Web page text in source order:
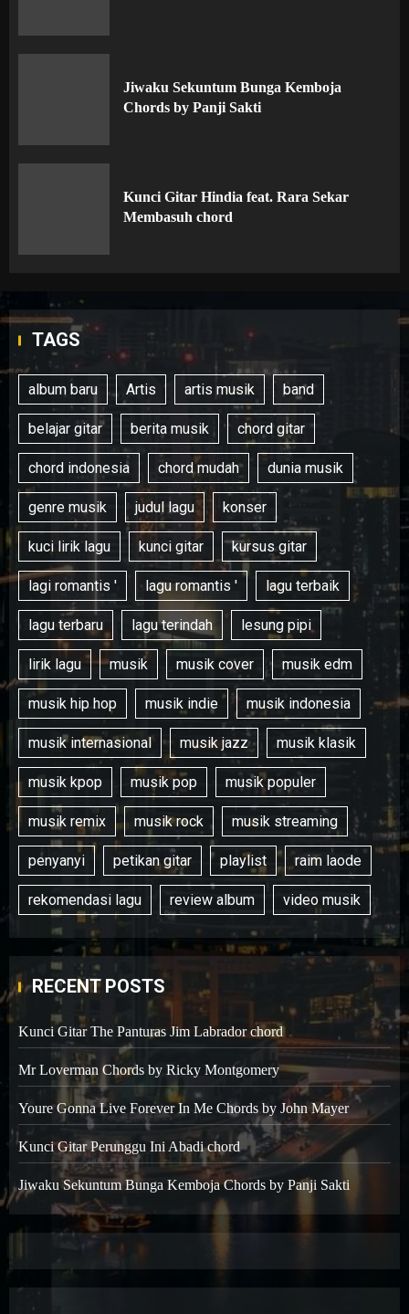
Jiwaku Sekuntum Bunga Kemboja
Chords by Panji Sakti
Kunci Gitar Hindia feat. Rara Sekar
Membasuh chord
TAGS
album baru Artis artis musik band
belajar gitar berita musik chord gitar
chord indonesia chord mudah dunia musik
genre musik judul lagu konser
kuci lirik lagu kunci gitar kursus gitar
lagi romantis ' lagu romantis ' lagu terbaik
lagu terbaru lagu terindah lesung pipi
lirik lagu musik musik cover musik edm
musik hip hop musik indie musik indonesia
musik internasional musik jazz musik klasik
musik kpop musik pop musik populer
musik remix musik rock musik streaming
penyanyi petikan gitar playlist raim laode
rekomendasi lagu review album video musik
RECENT POSTS
Kunci Gitar The Panturas Jim Labrador chord
Mr Loverman Chords by Ricky Montgomery
Youre Gonna Live Forever In Me Chords by John Mayer
Kunci Gitar Perunggu Ini Abadi chord
Jiwaku Sekuntum Bunga Kemboja Chords by Panji Sakti